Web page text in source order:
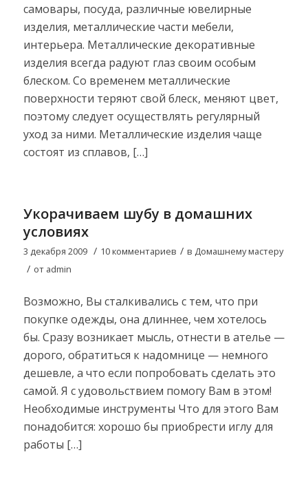
самовары, посуда, различные ювелирные
изделия, металлические части мебели,
интерьера. Металлические декоративные
изделия всегда радуют глаз своим особым
блеском. Со временем металлические
поверхности теряют свой блеск, меняют цвет,
поэтому следует осуществлять регулярный
уход за ними. Металлические изделия чаще
состоят из сплавов, […]
Укорачиваем шубу в домашних
условиях
3 декабря 2009 / 10 комментариев / в Домашнему мастеру
/ от admin
Возможно, Вы сталкивались с тем, что при
покупке одежды, она длиннее, чем хотелось
бы. Сразу возникает мысль, отнести в ателье —
дорого, обратиться к надомнице — немного
дешевле, а что если попробовать сделать это
самой. Я с удовольствием помогу Вам в этом!
Необходимые инструменты Что для этого Вам
понадобится: хорошо бы приобрести иглу для
работы […]